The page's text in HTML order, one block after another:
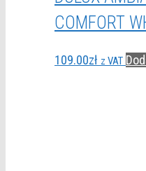
COMFORT
109.00zł z VAT